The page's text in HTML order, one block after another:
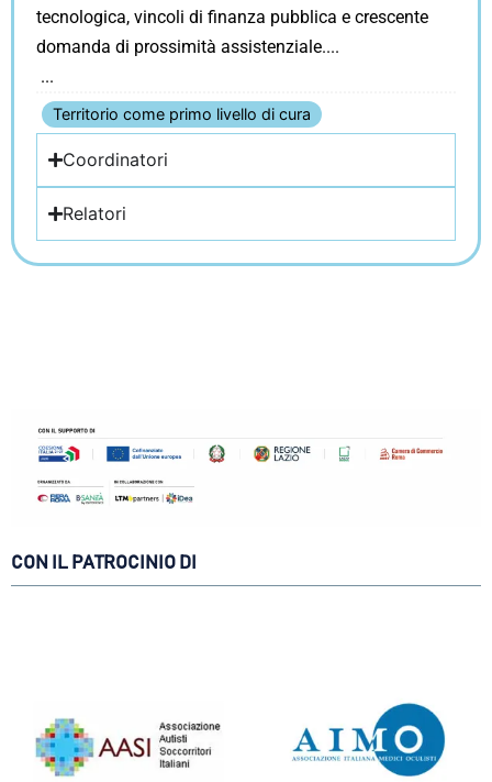
tecnologica, vincoli di finanza pubblica e crescente
domanda di prossimità assistenziale.
Territorio come primo livello di cura
Coordinatori
Relatori
CON IL PATROCINIO DI